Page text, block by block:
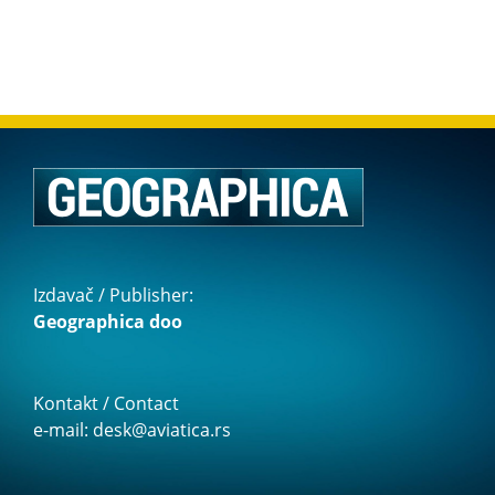
Izdavač / Publisher:
Geographica doo
Kontakt / Contact
e-mail: desk@aviatica.rs